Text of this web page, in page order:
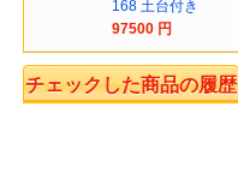
168 土台付き
97500 円
チェックした商品の履歴